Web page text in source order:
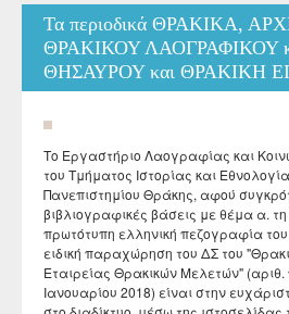
Εργαστήριο Λαογραφίας και
Ημερίδες - Συνέδρια
Λαογραφικό Αρχείο
Κατάλογος χειρογράφων λαογραφικού
Λαογραφική συλλογή
Photo gallery
Τεκμηρίωση
Εκδόσεις - Αναρτήσεις
Εκδόσεις των μελών του Εργαστηρίου
Μονογραφίες - Πρακτικά Συνεδρίων
Ανακοινώσεις
Τα περιοδικά ΘΡΑΚΙΚΑ,
ΘΡΑΚΙΚΟΥ ΛΑΟΓΡΑΦΙΚΟΥ
ΘΗΣΑΥΡΟΥ και ΘΡΑΚΙΚΗ
Το Εργαστήριο Λαογραφίας και
του Τμήματος Ιστορίας και
Πανεπιστημίου Θράκης, αφού
βιβλιογραφικές βάσεις με θέμα α.
πρωτότυπη ελληνική πεζογραφία
ειδική παραχώρηση του ΔΣ του
Εταιρείας Θρακικών Μελετών" (αριθ.
Ιανουαρίου 2018) είναι στην